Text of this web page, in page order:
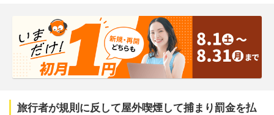
旅行者が規則に反して屋外喫煙して捕まり罰金を払